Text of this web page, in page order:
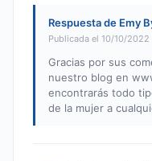
Respuesta de Emy
Publicada el 10/10/2022
Gracias por sus
nuestro blog en
encontrarás todo
de la mujer a